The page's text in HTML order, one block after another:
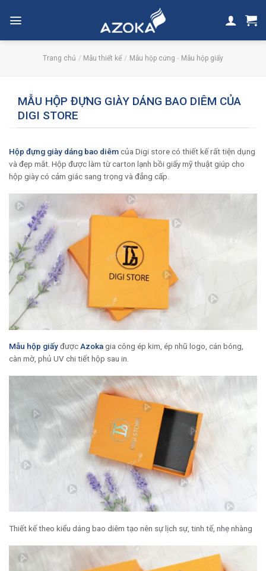
Trang chủ / Mẫu thiết kế / Mẫu hộp cứng - Mẫu hộp giấy
MẪU HỘP ĐỰNG GIÀY DÁNG BAO DIÊM CỦA
DIGI STORE
Hộp đựng giày dáng bao diêmcủa Digi store có thiết kế rất tiện dụng
và đẹp mắt. Hộp được làm từ carton lạnh bồi giấy mỹ thuật giúp cho
hộp giày có cảm giác sang trọng và đẳng cấp.
Mẫu hộp giấyđượcAzokagia công ép kim, ép nhũ logo, cán bóng,
càn mờ, phủ UV chi tiết hộp sau in.
Thiết kế theo kiểu dáng bao diêm tạo nên sự lịch sự, tinh tế, nhẹ nhàng